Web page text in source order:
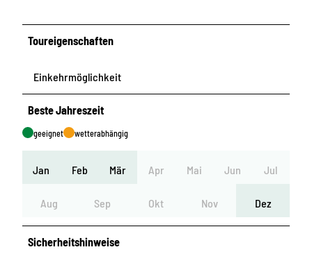
Toureigenschaften
Einkehrmöglichkeit
Beste Jahreszeit
geeignet wetterabhängig
Jan Feb Mär Apr Mai Jun Jul
Aug Sep Okt Nov Dez
Sicherheitshinweise